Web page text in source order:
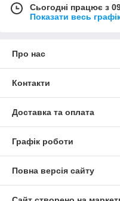
Сьогодні працює з
Показати весь
Про нас
Контакти
Доставка та оплата
Графік роботи
Повна версія сайту